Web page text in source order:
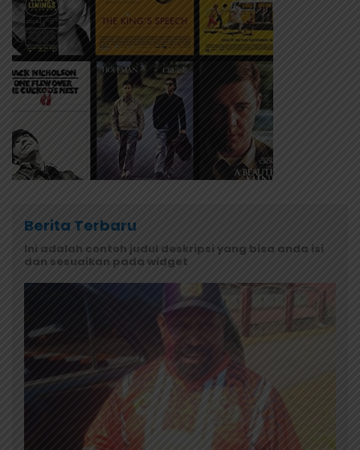
Berita Terbaru
Ini adalah contoh judul deskripsi yang bisa anda isi
dan sesuaikan pada widget